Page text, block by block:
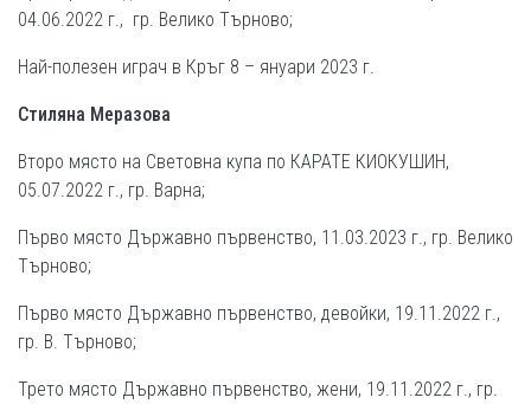
04.06.2022 г., гр. Велико Търново;
Най-полезен играч в Кръг 8 – януари 2023 г.
Стиляна Меразова
Второ място на Световна купа по КАРАТЕ КИОКУШИН,
05.07.2022 г., гр. Варна;
Първо място Държавно първенство, 11.03.2023 г., гр. Велико
Търново;
Първо място Държавно първенство, девойки, 19.11.2022 г.,
гр. В. Търново;
Трето място Държавно първенство, жени, 19.11.2022 г., гр.